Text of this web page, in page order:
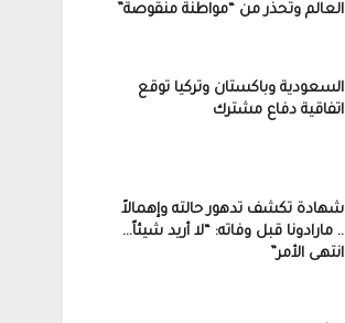
العالم وتحذر من “مواطنة منقوصة”
السعودية وباكستان وتركيا توقع
اتفاقية دفاع مشترك
شهادة تكشف تدهور حالته وإهمالاً
.. مارادونا قبل وفاته: “لا أريد شيئاً…
انتهى الأمر”